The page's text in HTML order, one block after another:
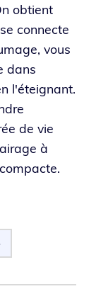
obtient
connecte
vous
dans
l'éteignant.
de vie
à